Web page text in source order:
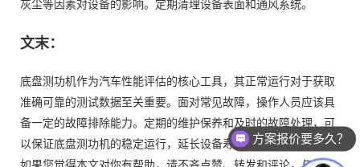
灰尘等因素对设备的影响。定期清理设备表面和通风系统。
文末：
底盘测功机作为汽车性能评估的核心工具，其正常运行对于获取
准确可靠的测试数据至关重要。面对常见故障，操作人员应该具
备一定的故障排除能力。定期的维护保养和及时的故障处理，可
以保证底盘测功机的稳定运行，延长设备寿命，提高测试效率。
方案报价要多久？